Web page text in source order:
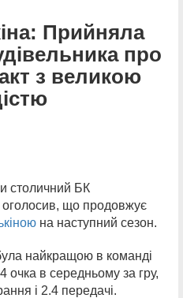
Прийняла
про
з великою
столичний БК
оголосив, що продовжує
на наступний сезон.
найкращою в команді
очка в середньому за гру,
і 2.4 передачі.